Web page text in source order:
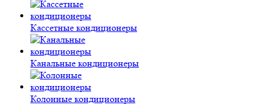
Кассетные кондиционеры
Канальные кондиционеры
Колонные кондиционеры